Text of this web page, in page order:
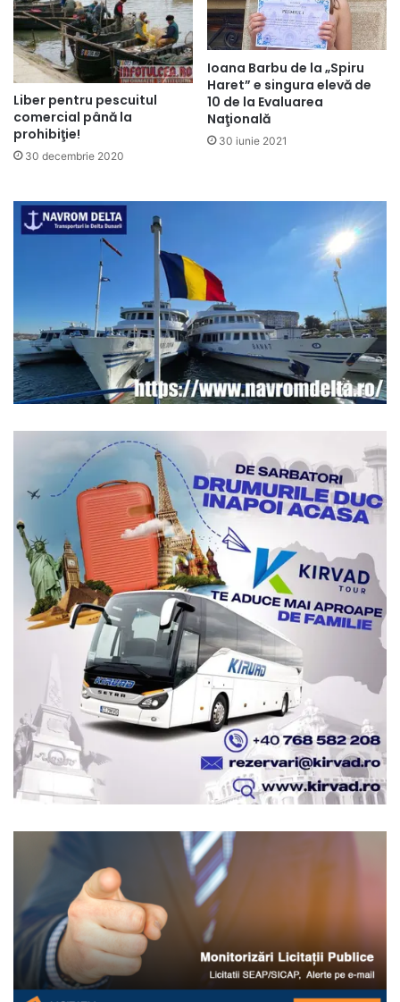
Liber pentru pescuitul
comercial până la
prohibiţie!
30 decembrie 2020
Ioana Barbu de la „Spiru
Haret” e singura elevă de
10 de la Evaluarea
Naţională
30 iunie 2021